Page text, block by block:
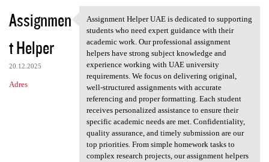
Assignmen
t Helper
20.12.2025
Adres
Assignment Helper UAE is
Assignment Helper UAE is dedicated to supporting
students who need expert guidance with their
academic work. Our professional assignment
helpers have strong subject knowledge and
experience working with UAE university
requirements. We focus on delivering original,
well-structured assignments with accurate
referencing and proper formatting. Each student
receives personalized assistance to ensure their
specific academic needs are met. Confidentiality,
quality assurance, and timely submission are our
top priorities. From simple homework tasks to
complex research projects, our assignment helpers